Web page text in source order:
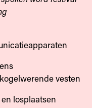
vesten
losplaatsen